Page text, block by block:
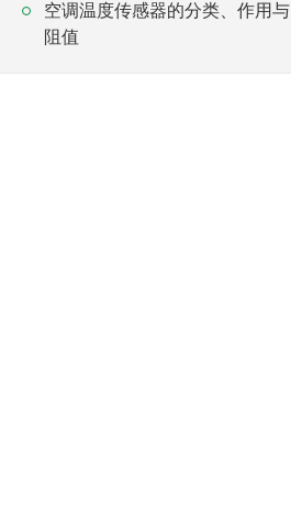
空调温度传感器的分类、作用与
阻值